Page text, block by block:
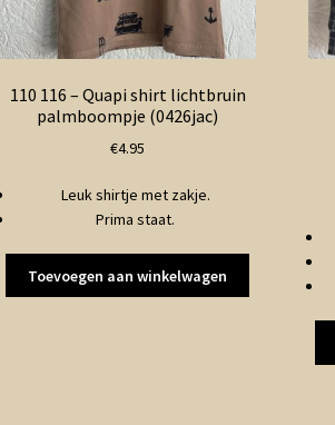
110 116 – Quapi shirt lichtbruin
palmboompje (0426jac)
€4.95
Leuk shirtje met zakje.
Prima staat.
Toevoegen aan winkelwagen